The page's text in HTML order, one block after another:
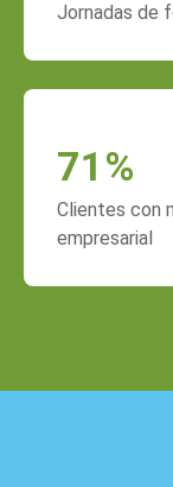
Jornadas de
71 %
Clientes con
empresarial